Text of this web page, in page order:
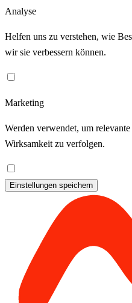
Analyse
Helfen uns zu verstehen, wie
wir sie verbessern können.
Marketing
Werden verwendet, um
Wirksamkeit zu verfolgen.
Einstellungen speichern